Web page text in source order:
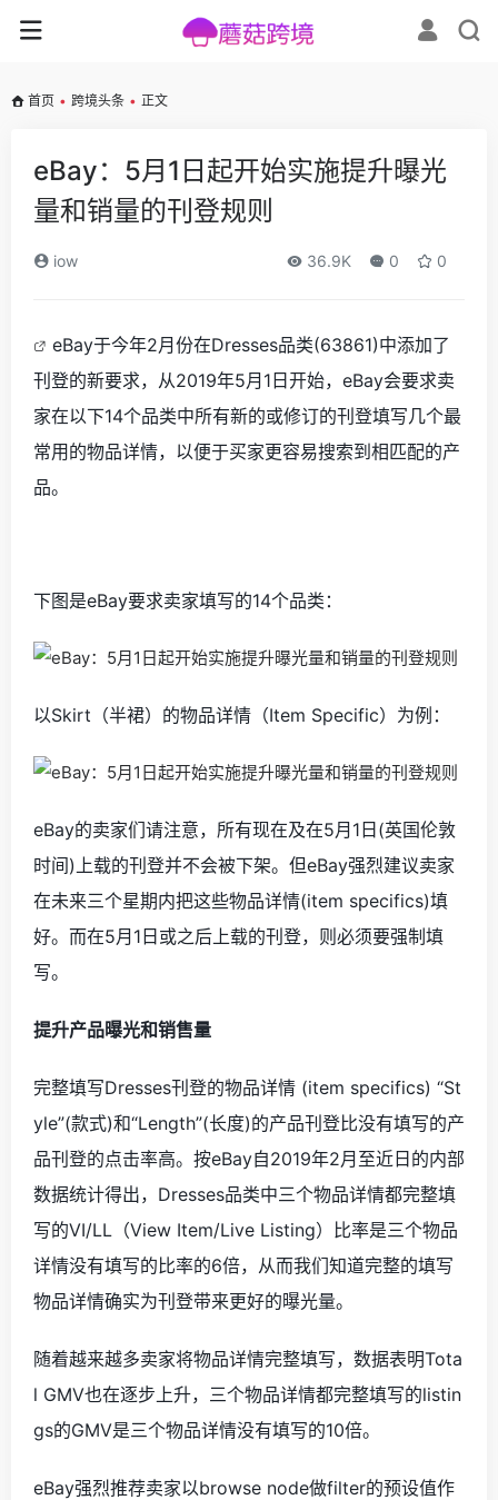
首页 • 跨境头条 • 正文
eBay：5月1日起开始实施提升曝光
量和销量的刊登规则
iow 36.9K 0 0
eBay于今年2月份在Dresses品类(63861)中添加了
刊登的新要求，从2019年5月1日开始， eBay会要求卖
家在以下14个品类中所有新的或修订的刊登填写几个最
常用的物品详情，以便于买家更容易搜索到相匹配的产
品。
下图是eBay要求卖家填写的14个品类：
以Skirt（半裙）的物品详情（Item Specific）为例：
eBay的卖家们请注意，所有现在及在5月1日(英国伦敦
时间)上载的刊登并不会被下架。但eBay强烈建议卖家
在未来三个星期内把这些物品详情(item specifics)填
好。而在5月1日或之后上载的刊登，则必须要强制填
写。
提升产品曝光和销售量
完整填写Dresses刊登的物品详情 (item specifics) “St
yle”(款式)和“Length”(长度)的产品刊登比没有填写的产
品刊登的点击率高。按eBay自2019年2月至近日的内部
数据统计得出，Dresses品类中三个物品详情都完整填
写的VI/LL（View Item/Live Listing）比率是三个物品
详情没有填写的比率的6倍，从而我们知道完整的填写
物品详情确实为刊登带来更好的曝光量。
随着越来越多卖家将物品详情完整填写，数据表明Tota
l GMV也在逐步上升，三个物品详情都完整填写的listin
gs的GMV是三个物品详情没有填写的10倍。
eBay强烈推荐卖家以browse node做filter的预设值作